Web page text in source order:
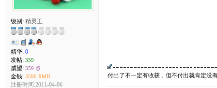
级别: 精灵王
精华: 0
发帖: 359
威望: 359 点
金钱: 3590 RMB
注册时间:2011-04-06
付出了不一定有收获，但不付出就肯定没